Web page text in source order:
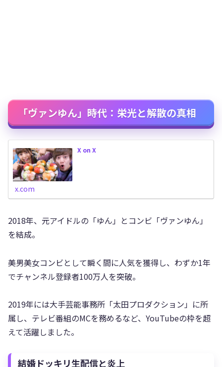
「ヴァンゆん」時代：栄光と解散の真相
X on X
x.com
2018年、元アイドルの「ゆん」とコンビ「ヴァンゆん」
を結成。
美男美女コンビとして瞬く間に人気を獲得し、わずか1年
でチャンネル登録者100万人を突破。
2019年には大手芸能事務所「太田プロダクション」に所
属し、テレビ番組のMCを務めるなど、YouTubeの枠を超
えて活躍しました。
結婚ドッキリ生配信と炎上